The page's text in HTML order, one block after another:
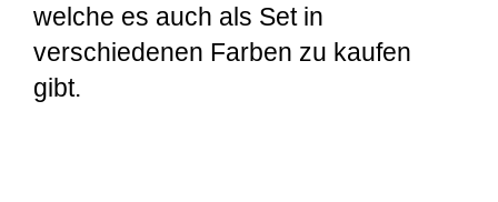
welche es auch als Set in
verschiedenen Farben zu kaufen
gibt.